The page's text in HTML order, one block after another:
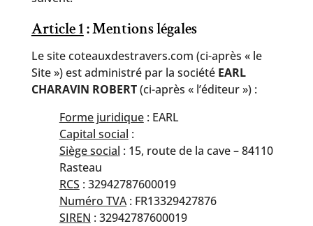
Article 1: Mentions légales
Le site coteauxdestravers.com (ci-après « le
Site ») est administré par la société EARL
CHARAVIN ROBERT(ci-après « l’éditeur ») :
Forme juridique: EARL
Capital social :
Siège social : 15, route de la cave – 84110
Rasteau
RCS : 32942787600019
Numéro TVA: FR13329427876
SIREN : 32942787600019